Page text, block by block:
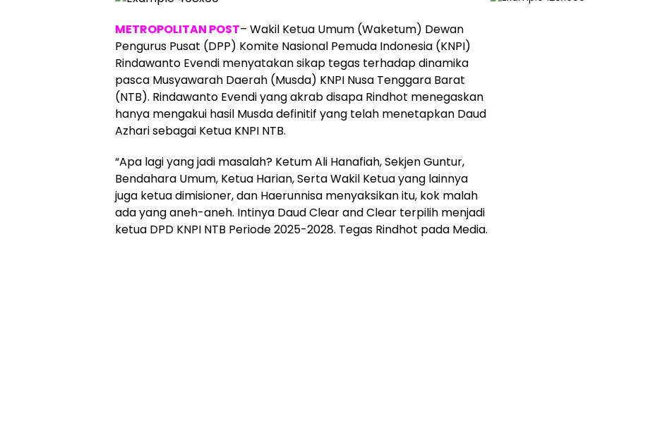
METROPOLITAN POST– Wakil Ketua Umum (Waketum) Dewan
Pengurus Pusat (DPP) Komite Nasional Pemuda Indonesia (KNPI)
Rindawanto Evendi menyatakan sikap tegas terhadap dinamika
pasca Musyawarah Daerah (Musda) KNPI Nusa Tenggara Barat
(NTB). Rindawanto Evendi yang akrab disapa Rindhot menegaskan
hanya mengakui hasil Musda definitif yang telah menetapkan Daud
Azhari sebagai Ketua KNPI NTB.
“Apa lagi yang jadi masalah? Ketum Ali Hanafiah, Sekjen Guntur,
Bendahara Umum, Ketua Harian, Serta Wakil Ketua yang lainnya
juga ketua dimisioner, dan Haerunnisa menyaksikan itu, kok malah
ada yang aneh-aneh. Intinya Daud Clear and Clear terpilih menjadi
ketua DPD KNPI NTB Periode 2025-2028. Tegas Rindhot pada Media.